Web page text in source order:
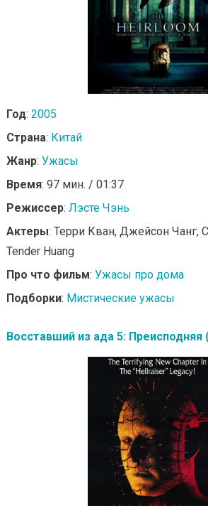
Год: 2005
Страна: Китай
Жанр: Ужасы
Время: 97 мин. / 01:37
Режиссер: Лэсте Чэнь
Актеры: Терри Кван, Джейсон Чанг,
Tender Huang
Про что фильм: Ужасы про дома
Подборки: Мистические ужасы
Восставший из ада 5: Преисподняя